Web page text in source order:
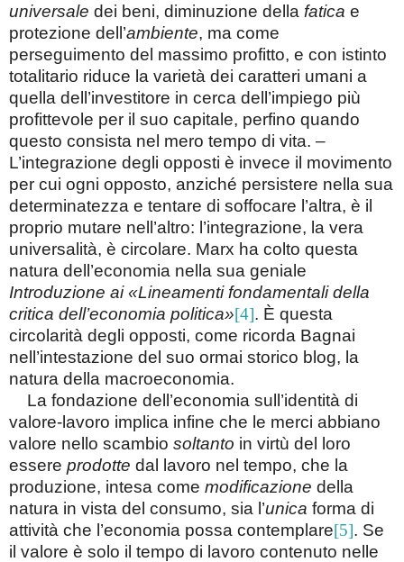
universale dei beni, diminuzione della fatica e
protezione dell’ambiente, ma come
perseguimento del massimo profitto, e con istinto
totalitario riduce la varietà dei caratteri umani a
quella dell’investitore in cerca dell’impiego più
profittevole per il suo capitale, perfino quando
questo consista nel mero tempo di vita. –
L’integrazione degli opposti è invece il movimento
per cui ogni opposto, anziché persistere nella sua
determinatezza e tentare di soffocare l’altra, è il
proprio mutare nell’altro: l’integrazione, la vera
universalità, è circolare. Marx ha colto questa
natura dell’economia nella sua geniale
Introduzione ai «Lineamenti fondamentali della
critica dell’economia politica»[4]. È questa
circolarità degli opposti, come ricorda Bagnai
nell’intestazione del suo ormai storico blog, la
natura della macroeconomia.
La fondazione dell’economia sull’identità di
valore-lavoro implica infine che le merci abbiano
valore nello scambio soltanto in virtù del loro
essere prodotte dal lavoro nel tempo, che la
produzione, intesa come modificazione della
natura in vista del consumo, sia l’unica forma di
attività che l’economia possa contemplare[5]. Se
il valore è solo il tempo di lavoro contenuto nelle